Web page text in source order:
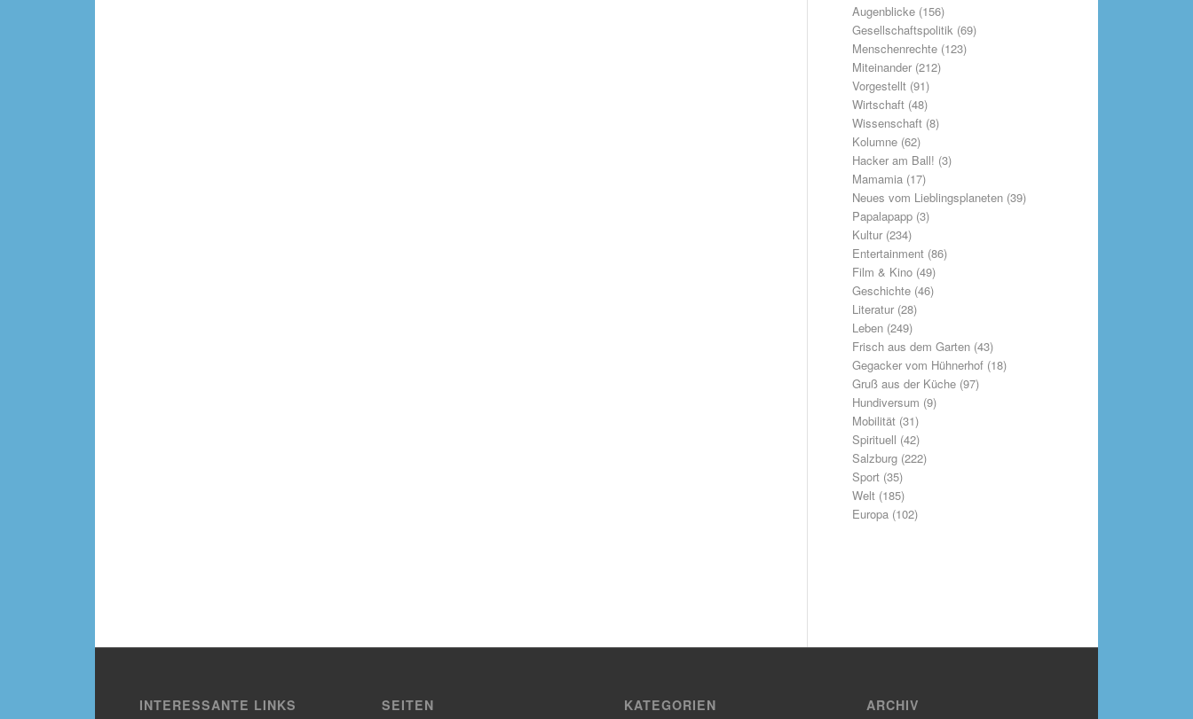
Augenblicke(156)
Gesellschaftspolitik(69)
Menschenrechte(123)
Miteinander(212)
Vorgestellt(91)
Wirtschaft(48)
Wissenschaft(8)
Kolumne(62)
Hacker am Ball! (3)
Mamamia(17)
Neues vom Lieblingsplaneten(39)
Papalapapp(3)
Kultur(234)
Entertainment(86)
Film & Kino(49)
Geschichte(46)
Literatur(28)
Leben(249)
Frisch aus dem Garten(43)
Gegacker vom Hühnerhof(18)
Gruß aus der Küche(97)
Hundiversum (9)
Mobilität(31)
Spirituell (42)
Salzburg(222)
Sport(35)
Welt(185)
Europa(102)
INTERESSANTE LINKS SEITEN KATEGORIEN ARCHIV